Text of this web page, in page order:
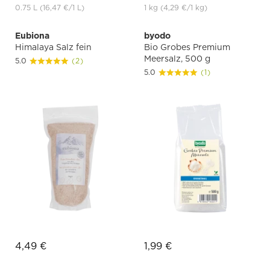
0.75 L (16,47 €/1 L) 1 kg (4,29 €/1 kg)
Eubiona
Himalaya Salz fein
5.0 (2)
4,49 €
byodo
Bio Grobes Premium
Meersalz, 500 g
5.0 (1)
1,99 €